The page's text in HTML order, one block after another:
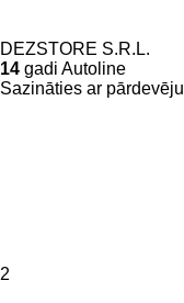
DEZSTORE S.R.L.
14 gadi Autoline
Sazināties ar pārdevēju
2